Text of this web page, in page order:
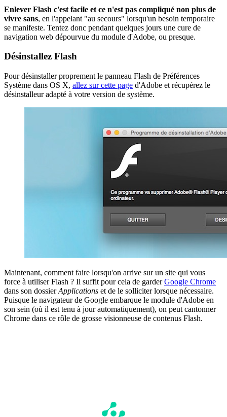
Enlever Flash c'est facile et ce n'est pas compliqué non plus de
vivre sans, en l'appelant "au secours" lorsqu'un besoin temporaire
se manifeste. Tentez donc pendant quelques jours une cure de
navigation web dépourvue du module d'Adobe, ou presque.
Désinstallez Flash
Pour désinstaller proprement le panneau Flash de Préférences
Système dans OS X, allez sur cette page d'Adobe et récupérez le
désinstalleur adapté à votre version de système.
Maintenant, comment faire lorsqu'on arrive sur un site qui vous
force à utiliser Flash ? Il suffit pour cela de garderGoogle Chrome
dans son dossierApplications et de le solliciter lorsque nécessaire.
Puisque le navigateur de Google embarque le module d'Adobe en
son sein (où il est tenu à jour automatiquement), on peut cantonner
Chrome dans ce rôle de grosse visionneuse de contenus Flash.